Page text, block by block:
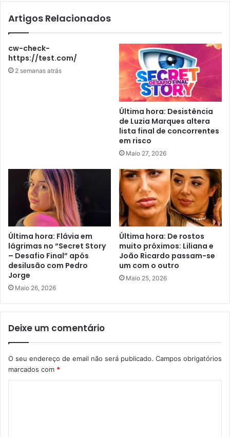
Artigos Relacionados
cw-check-
https://test.com/
2 semanas atrás
Última hora: Desistência
de Luzia Marques altera
lista final de concorrentes
em risco
Maio 27, 2026
Última hora: Flávia em
lágrimas no “Secret Story
– Desafio Final” após
desilusão com Pedro
Jorge
Maio 26, 2026
Última hora: De rostos
muito próximos: Liliana e
João Ricardo passam-se
um com o outro
Maio 25, 2026
Deixe um comentário
O seu endereço de email não será publicado. Campos obrigatórios
marcados com *